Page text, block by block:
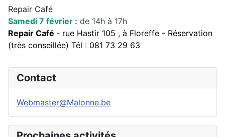
Repair Café
Samedi 7 février : de 14h à 17h
Repair Café - rue Hastir 105 , à Floreffe - Réservation
(très conseillée) Tél : 081 73 29 63
Contact
Webmaster@Malonne.be